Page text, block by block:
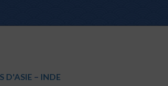
D'ASIE – INDE